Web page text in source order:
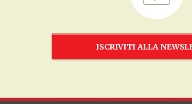
ISCRIVITI ALLA